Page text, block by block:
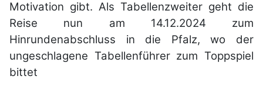
Motivation gibt. Als Tabellenzweiter geht die
Reise nun am 14.12.2024 zum
Hinrundenabschluss in die Pfalz, wo der
ungeschlagene Tabellenführer zum Toppspiel
bittet